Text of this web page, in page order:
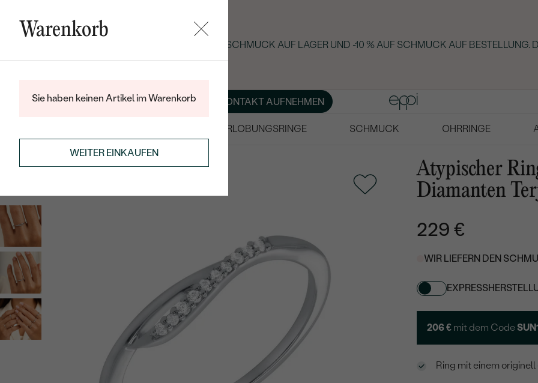
SOMMER-BLACK-FRIDAY: -25 % AUF SCHMUCK AUF LAGER UND -10 % AUF SCHMUCK AUF BESTELLUNG.
ÜBER UNS MAGAZINSCHMUCK NACH MASS KONTAKT AUFNEHMEN
VERLOBUNGSRINGE SCHMUCK OHRRINGE
SILBERRINGE
Atypischer
Diamanten
229 €
WIR LIEFERN DEN
206 € mit dem Code
Ring mit einem
Warenkorb
Sie haben keinen Artikel im Warenkorb
WEITER EINKAUFEN